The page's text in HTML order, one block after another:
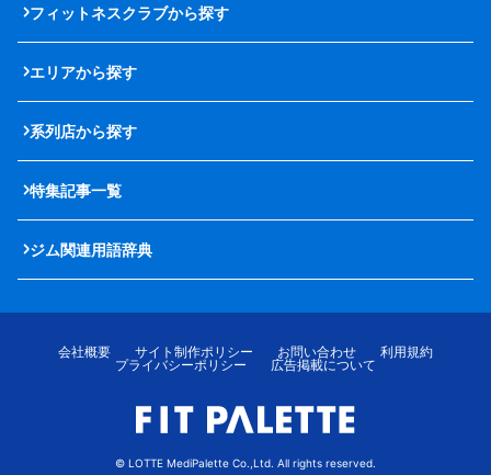
フィットネスクラブから探す
エリアから探す
系列店から探す
特集記事一覧
ジム関連用語辞典
会社概要 サイト制作ポリシー お問い合わせ
利用規約
プライバシーポリシー
広告掲載について
© LOTTE MediPalette Co.,Ltd. All rights reserved.